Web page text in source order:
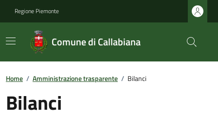
Regione Piemonte
Comune di Callabiana
Home / Amministrazione trasparente / Bilanci
Bilanci